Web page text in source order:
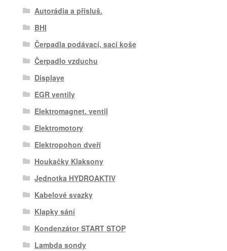
Autorádia a přísluš.
BHI
Čerpadla podávací, sací koše
Čerpadlo vzduchu
Displaye
EGR ventily
Elektromagnet. ventil
Elektromotory
Elektropohon dveří
Houkačky Klaksony
Jednotka HYDROAKTIV
Kabelové svazky
Klapky sání
Kondenzátor START STOP
Lambda sondy